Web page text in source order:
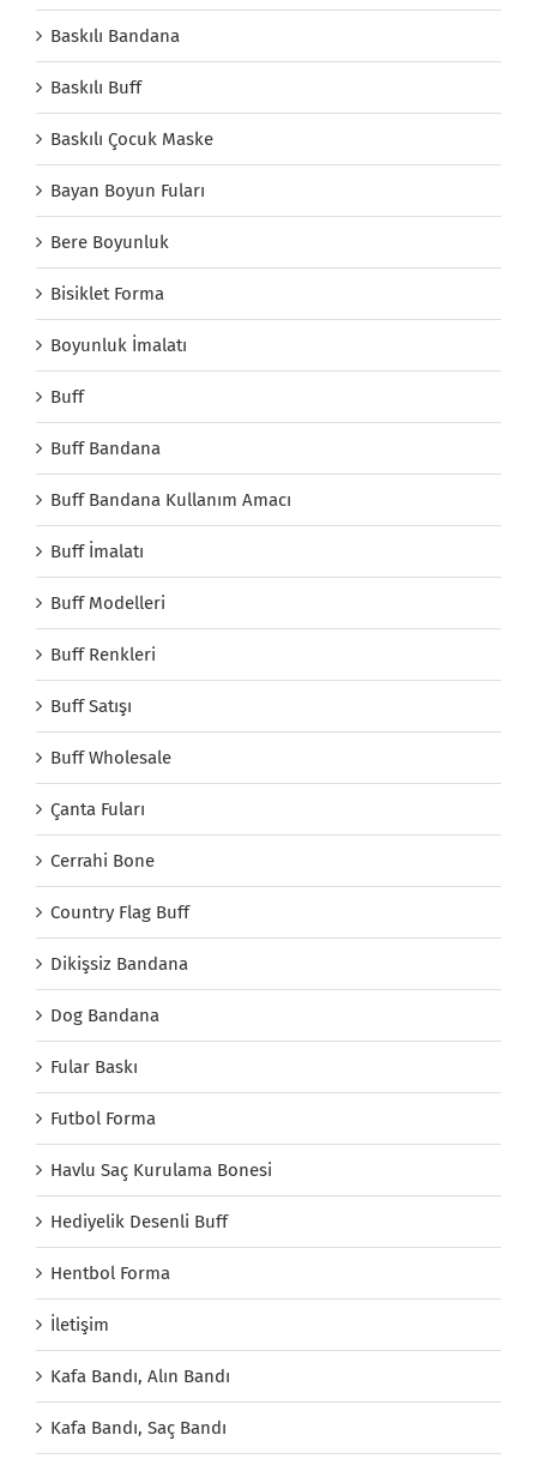
Baskılı Bandana
Baskılı Buff
Baskılı Çocuk Maske
Bayan Boyun Fuları
Bere Boyunluk
Bisiklet Forma
Boyunluk İmalatı
Buff
Buff Bandana
Buff Bandana Kullanım Amacı
Buff İmalatı
Buff Modelleri
Buff Renkleri
Buff Satışı
Buff Wholesale
Çanta Fuları
Cerrahi Bone
Country Flag Buff
Dikişsiz Bandana
Dog Bandana
Fular Baskı
Futbol Forma
Havlu Saç Kurulama Bonesi
Hediyelik Desenli Buff
Hentbol Forma
İletişim
Kafa Bandı, Alın Bandı
Kafa Bandı, Saç Bandı